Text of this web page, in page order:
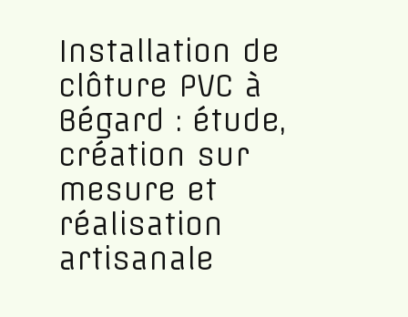
Installation de
clôture PVC à
Bégard : étude,
création sur
mesure et
réalisation
artisanale